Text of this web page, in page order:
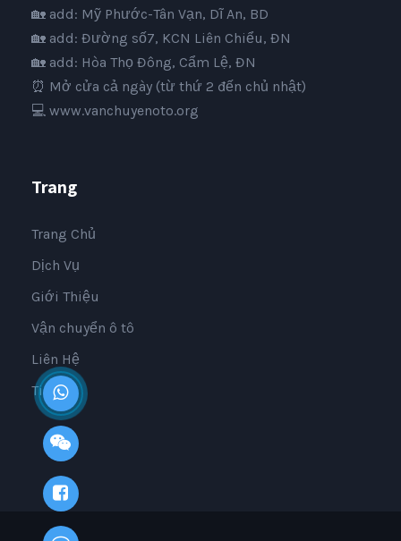
🏡 add: Mỹ Phước-Tân Vạn, Dĩ An, BD
🏡 add: Đường số7, KCN Liên Chiểu, ĐN
🏡 add: Hòa Thọ Đông, Cẩm Lệ, ĐN
⏰ Mở cửa cả ngày (từ thứ 2 đến chủ nhật)
💻 www.vanchuyenoto.org
Trang
Trang Chủ
Dịch Vụ
Giới Thiệu
Vận chuyển ô tô
Liên Hệ
Tin Tức